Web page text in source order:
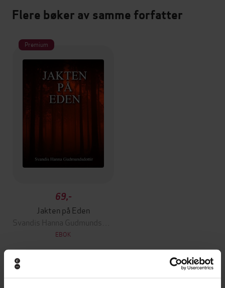
Flere bøker av samme forfatter
Premium
69,-
Jakten på Eden
EBOK